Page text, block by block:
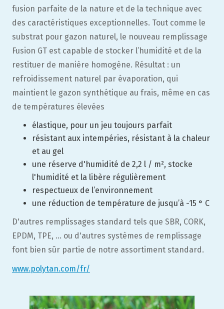
fusion parfaite de la nature et de la technique avec
des caractéristiques exceptionnelles. Tout comme le
substrat pour gazon naturel, le nouveau remplissage
Fusion GT est capable de stocker l’humidité et de la
restituer de manière homogène. Résultat : un
refroidissement naturel par évaporation, qui
maintient le gazon synthétique au frais, même en cas
de températures élevées
élastique, pour un jeu toujours parfait
résistant aux intempéries, résistant à la chaleur
et au gel
une réserve d'humidité de 2,2 l / m², stocke
l'humidité et la libère régulièrement
respectueux de l’environnement
une réduction de température de jusqu’à -15 ° C
D'autres remplissages standard tels que SBR, CORK,
EPDM, TPE, ... ou d'autres systèmes de remplissage
font bien sûr partie de notre assortiment standard.
www.polytan.com/fr/